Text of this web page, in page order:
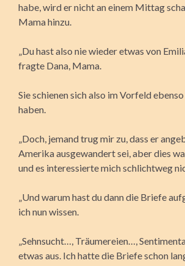
habe, wird er nicht an einem Mittag
Mama hinzu.
„Du hast also nie wieder etwas von
fragte Dana, Mama.
Sie schienen sich also im Vorfeld
haben.
„Doch, jemand trug mir zu, dass er
Amerika ausgewandert sei, aber dies
und es interessierte mich schlichtweg
„Und warum hast du dann die Briefe
ich nun wissen.
„Sehnsucht…, Träumereien…,
etwas aus. Ich hatte die Briefe schon